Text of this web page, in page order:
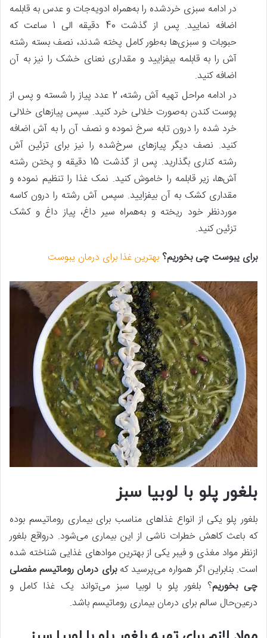
در ادامه سبزی خردشده را به‌همراه ادویه‌جات و عدس به قابلمه
اضافه نمایید. پس‌ از گذشت 40 دقیقه الی 1 ساعت که
حبوبات و سبزی‌ها به‌طور کامل پخته شدند، نصف بسته رشته
آش را به قابلمه بیفزایید و مقداری نعنای خشک را نیز به آن
اضافه کنید.
در ادامه مراحل تهیه آش رشته، 2 عدد پیاز را شسته و پس‌ از
پوست کندن به‌صورت خلالی خرد کنید. سپس پیازهای خلالی
خرد شده را درون تابه سرخ نموده و نصف آن را به آش اضافه
کنید. نصف دیگر پیازهای سرخ‌شده را نیز برای تزئین آش
رشته کناری بگذارید. پس‌ از گذشت 15 دقیقه و پختن رشته
آش‌ها، زیر قابلمه را خاموش کنید. نمک غذا را تنظیم نموده و
مقداری کشک به آن بیفزایید. سپس آش رشته را درون کاسه
موردنظر خود ریخته و به‌همراه سیر داغ، پیاز داغ و کشک
تزئین کنید.
برای یبوست چی بخوریم؟ بهترین غذا برای درمان یبوست
بلغور پلو با لوبیا سبز
بلغور پلو یکی از انواع غذاهای مناسب برای بیماری روماتیسم بوده
که باعث کاهش خطرات ناشی از این بیماری می‌شود. درواقع بلغور
ازنظر مواد مغذی و فیبر یکی از بهترین موادهای غذایی شناخته شده
است. بنابراین اگر همواره می‌پرسید کهبرای درمان روماتیسم مفصلی
چی بخوریم؟ بلغور پلو با لوبیا سبز می‌تواند یک غذا کامل و
درعین‌حال سالم برای درمان بیماری روماتیسم باشد.